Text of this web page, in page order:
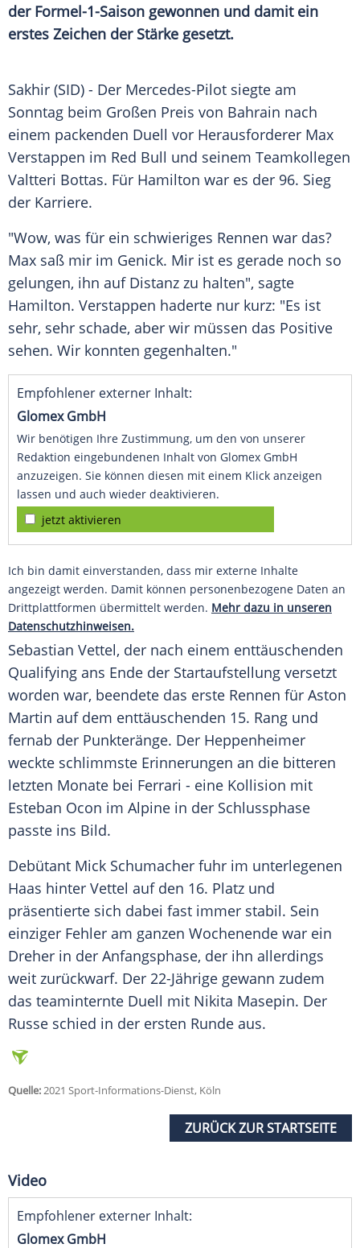
der Formel-1-Saison gewonnen und damit ein
erstes Zeichen der Stärke gesetzt.
Sakhir (SID) - Der Mercedes-Pilot siegte am
Sonntag beim Großen Preis von Bahrain nach
einem packenden Duell vor Herausforderer Max
Verstappen im Red Bull und seinem Teamkollegen
Valtteri Bottas. Für Hamilton war es der 96. Sieg
der Karriere.
"Wow, was für ein schwieriges Rennen war das?
Max saß mir im Genick. Mir ist es gerade noch so
gelungen, ihn auf Distanz zu halten", sagte
Hamilton. Verstappen haderte nur kurz: "Es ist
sehr, sehr schade, aber wir müssen das Positive
sehen. Wir konnten gegenhalten."
Empfohlener externer Inhalt:
Glomex GmbH
Wir benötigen Ihre Zustimmung, um den von unserer
Redaktion eingebundenen Inhalt von Glomex GmbH
anzuzeigen. Sie können diesen mit einem Klick anzeigen
lassen und auch wieder deaktivieren.
jetzt aktivieren
Ich bin damit einverstanden, dass mir externe Inhalte
angezeigt werden. Damit können personenbezogene Daten an
Drittplattformen übermittelt werden. Mehr dazu in unseren
Datenschutzhinweisen.
Sebastian Vettel, der nach einem enttäuschenden
Qualifying ans Ende der Startaufstellung versetzt
worden war, beendete das erste Rennen für Aston
Martin auf dem enttäuschenden 15. Rang und
fernab der Punkteränge. Der Heppenheimer
weckte schlimmste Erinnerungen an die bitteren
letzten Monate bei Ferrari - eine Kollision mit
Esteban Ocon im Alpine in der Schlussphase
passte ins Bild.
Debütant Mick Schumacher fuhr im unterlegenen
Haas hinter Vettel auf den 16. Platz und
präsentierte sich dabei fast immer stabil. Sein
einziger Fehler am ganzen Wochenende war ein
Dreher in der Anfangsphase, der ihn allerdings
weit zurückwarf. Der 22-Jährige gewann zudem
das teaminternte Duell mit Nikita Masepin. Der
Russe schied in der ersten Runde aus.
Quelle:2021 Sport-Informations-Dienst, Köln
ZURÜCK ZUR STARTSEITE
Video
Empfohlener externer Inhalt:
Glomex GmbH